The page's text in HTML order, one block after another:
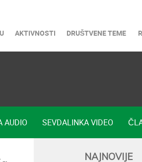
AKTIVNOSTI DRUŠTVENE TEME
AUDIO SEVDALINKA VIDEO
NAJNOVIJE